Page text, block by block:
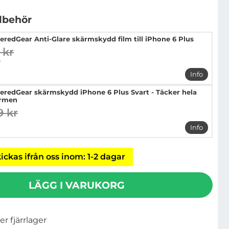
Anti-Glare skärmskydd film till iPhone 6 Plus
pris
kr
Info
mer info
skärmskydd iPhone 6 Plus Svart - Täcker hela
pris
kr
Info
mer info
ifrån oss inom: 1-2 dagar
LÄGG I VARUKORG
fjärrlager